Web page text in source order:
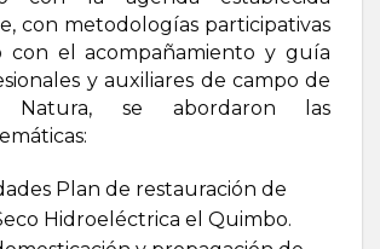
con metodologías participativas
con el acompañamiento y guía
y auxiliares de campo de
Natura, se abordaron las
Plan de restauración de
Hidroeléctrica el Quimbo.